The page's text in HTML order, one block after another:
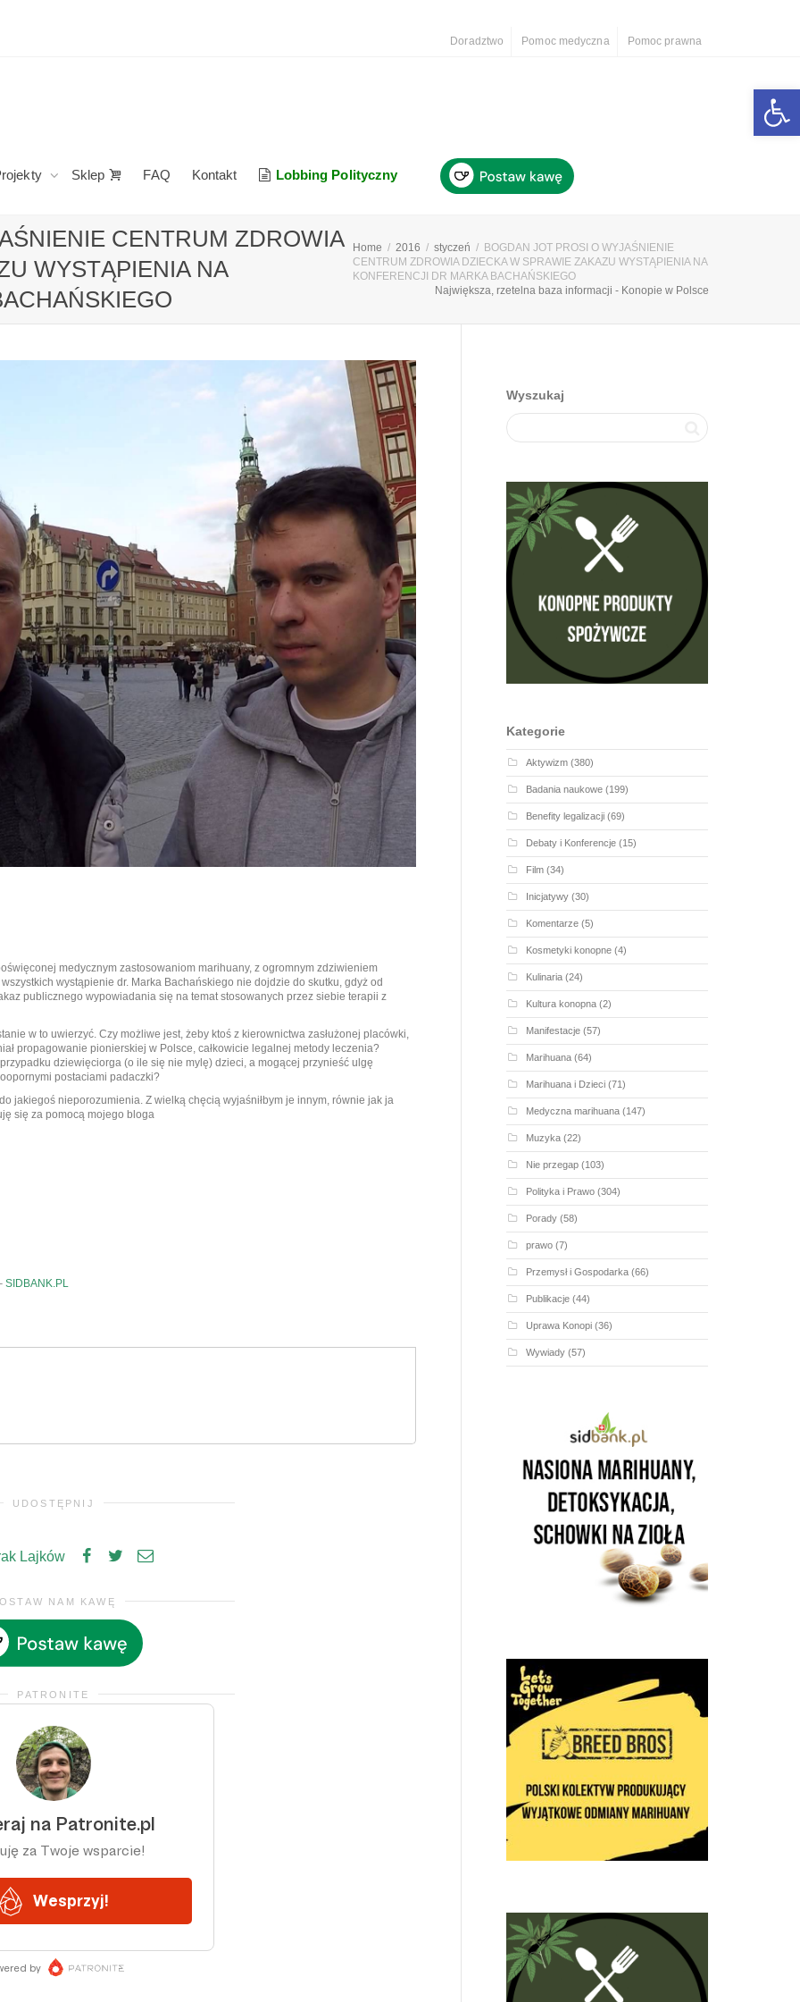
Doradztwo Pomoc medyczna Pomoc prawna
Sklep FAQ Kontakt Lobbing Polityczny
CENTRUM ZDROWIA
WYSTĄPIENIA NA
Home 2016 styczeń
BOGDAN JOT PROSI O WYJAŚNIENIE
CENTRUM ZDROWIA DZIECKA W SPRAWIE ZAKAZU WYSTĄPIENIA NA
KONFERENCJI DR MARKA BACHAŃSKIEGO
Największa, rzetelna baza informacji - Konopie w Polsce
medycznym zastosowaniom marihuany, z ogromnym zdziwieniem
wystąpienie dr. Marka Bachańskiego nie dojdzie do skutku, gdyż od
publicznego wypowiadania się na temat stosowanych przez siebie terapii z
w to uwierzyć. Czy możliwe jest, żeby ktoś z kierownictwa zasłużonej placówki,
propagowanie pionierskiej w Polsce, całkowicie legalnej metody leczenia?
dziewięciorga (o ile się nie mylę) dzieci, a mogącej przynieść ulgę
postaciami padaczki?
jakiegoś nieporozumienia. Z wielką chęcią wyjaśniłbym je innym, równie jak ja
się za pomocą mojego bloga
SIDBANK.PL
UDOSTĘPNIJ
Lajków
NAM KAWĘ
PATRONITE
Wyszukaj
Kategorie
Aktywizm(380)
Badania naukowe(199)
Benefity legalizacji(69)
Debaty i Konferencje(15)
Film(34)
Inicjatywy(30)
Komentarze(5)
Kosmetyki konopne(4)
Kulinaria(24)
Kultura konopna(2)
Manifestacje(57)
Marihuana(64)
Marihuana i Dzieci(71)
Medyczna marihuana(147)
Muzyka(22)
Nie przegap(103)
Polityka i Prawo(304)
Porady(58)
prawo(7)
Przemysł i Gospodarka(66)
Publikacje(44)
Uprawa Konopi(36)
Wywiady(57)